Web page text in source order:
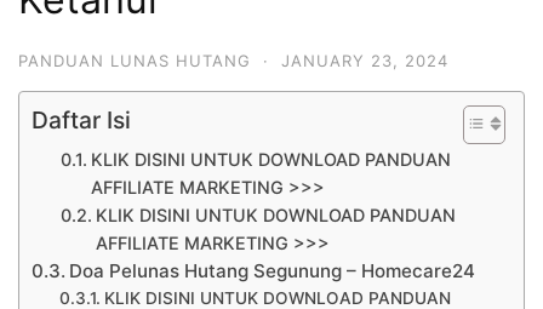
PANDUAN LUNAS HUTANG · JANUARY 23, 2024
Daftar Isi
KLIK DISINI UNTUK DOWNLOAD PANDUAN
AFFILIATE MARKETING >>>
KLIK DISINI UNTUK DOWNLOAD PANDUAN
AFFILIATE MARKETING >>>
Doa Pelunas Hutang Segunung – Homecare24
KLIK DISINI UNTUK DOWNLOAD PANDUAN